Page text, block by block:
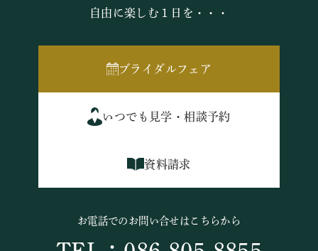
自由に楽しむ１日を・・・
ブライダルフェア
いつでも見学・相談予約
資料請求
お電話でのお問い合せはこちらから